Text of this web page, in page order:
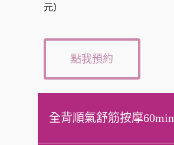
元）
點我預約
全背順氣舒筋按摩60min